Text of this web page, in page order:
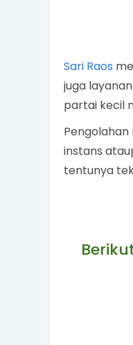
Sari Raos
juga
partai kecil
instans
tentunya